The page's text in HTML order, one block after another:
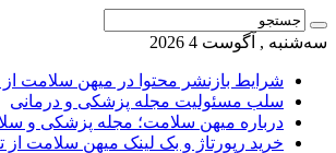
سه‌شنبه , آگوست 4 2026
شرایط بازنشر محتوا در میهن سلامت از
سلب مسئولیت مجله پزشکی و درمانی
درباره میهن سلامت؛ مجله پزشکی و
خرید رپورتاژ و بک لینک میهن سلامت از